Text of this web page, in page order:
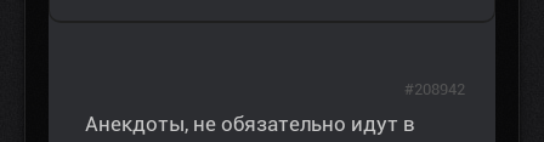
Анекдоты, не обязательно идут в
#208942